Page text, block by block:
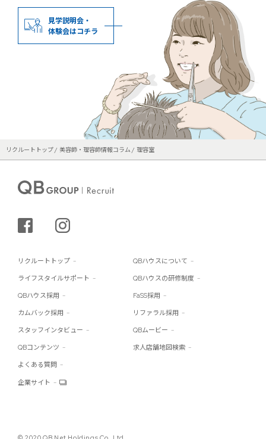
見学説明会・
体験会はコチラ
リクルートトップ 美容師・理容師情報コラム 理容室
シェアする
リクルートトップ QBハウスについて
ライフスタイルサポート QBハウスの研修制度
QBハウス採用 FaSS採用
カムバック採用 リファラル採用
スタッフインタビュー QBムービー
QBコンテンツ 求人店舗地図検索
よくある質問
企業サイト